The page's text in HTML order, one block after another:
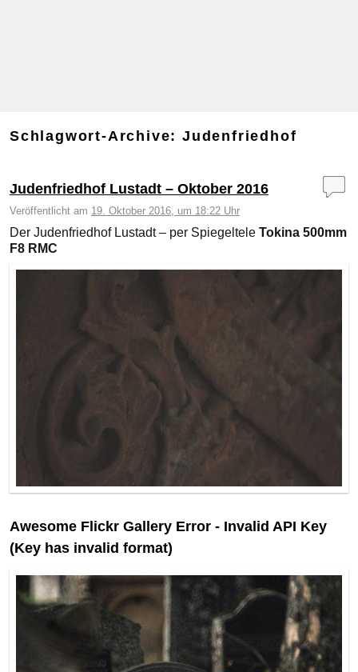
Schlagwort-Archive:Judenfriedhof
Judenfriedhof Lustadt – Oktober 2016
Veröffentlicht am 19. Oktober 2016, um 18:22 Uhr
Der Judenfriedhof Lustadt – per Spiegeltele Tokina 500mm
F8 RMC
Awesome Flickr Gallery Error - Invalid API Key
(Key has invalid format)